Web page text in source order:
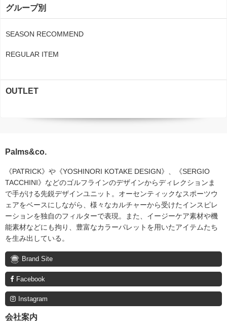
グループ別
SEASON RECOMMEND
REGULAR ITEM
OUTLET
Palms&co.
《PATRICK》や《YOSHINORI KOTAKE DESIGN》、《SERGIO
TACCHINI》などのゴルフラインのデザインからディレクションま
で手がける先鋭デザインユニット。オーセンティックなスポーツウ
ェアをベースにしながら、様々なカルチャーから受けたインスピレ
ーションを独自のフィルターで表現。また、イージーケア素材や機
能素材などにも拘り、豊富なカラーパレットを用いたアイテムたち
を生み出している。
Brand Site
Facebook
Instagram
会社案内